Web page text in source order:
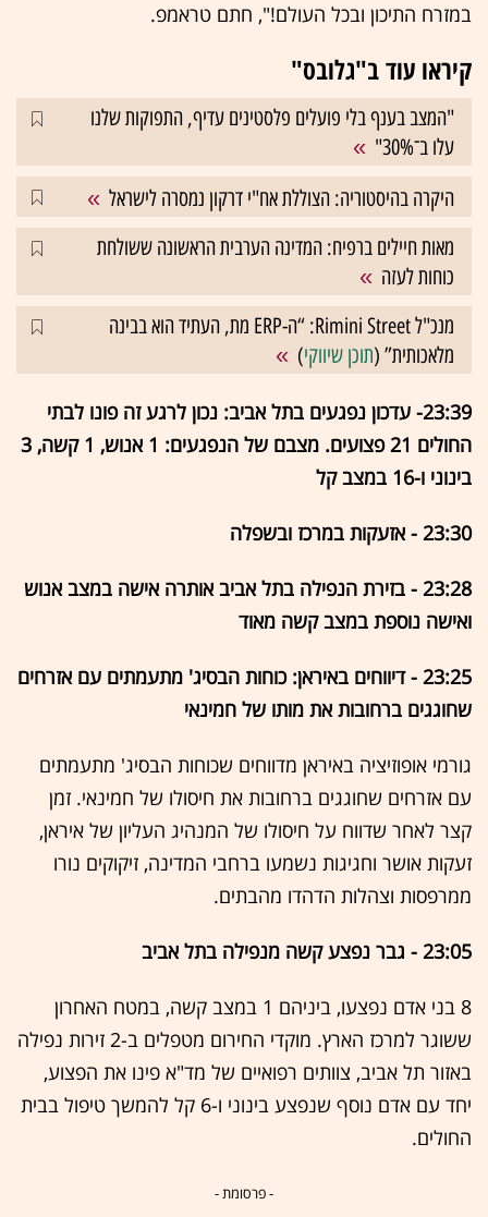
במזרח התיכון ובכל העולם!", חתם טראמפ.
קיראו עוד ב"גלובס"
"המצב בענף בלי פועלים פלסטינים עדיף, התפוקות שלנו
עלו ב־30%"
היקרה בהיסטוריה: הצוללת אח"י דרקון נמסרה לישראל
מאות חיילים ברפיח: המדינה הערבית הראשונה ששולחת
כוחות לעזה
מנכ"ל Rimini Street: “ה-ERP מת, העתיד הוא בבינה
מלאכותית” (תוכן שיווקי)
23:39- עדכון נפגעים בתל אביב: נכון לרגע זה פונו לבתי
החולים 21 פצועים. מצבם של הנפגעים: 1 אנוש, 1 קשה, 3
בינוני ו-16 במצב קל
23:30 - אזעקות במרכז ובשפלה
23:28 - בזירת הנפילה בתל אביב אותרה אישה במצב אנוש
ואישה נוספת במצב קשה מאוד
23:25 - דיווחים באיראן: כוחות הבסיג' מתעמתים עם אזרחים
שחוגגים ברחובות את מותו של חמינאי
גורמי אופוזיציה באיראן מדווחים שכוחות הבסיג' מתעמתים
עם אזרחים שחוגגים ברחובות את חיסולו של חמינאי. זמן
קצר לאחר שדווח על חיסולו של המנהיג העליון של איראן,
זעקות אושר וחגיגות נשמעו ברחבי המדינה, זיקוקים נורו
ממרפסות וצהלות הדהדו מהבתים.
23:05 - גבר נפצע קשה מנפילה בתל אביב
8 בני אדם נפצעו, ביניהם 1 במצב קשה, במטח האחרון
ששוגר למרכז הארץ. מוקדי החירום מטפלים ב-2 זירות נפילה
באזור תל אביב, צוותים רפואיים של מד"א פינו את הפצוע,
יחד עם אדם נוסף שנפצע בינוני ו-6 קל להמשך טיפול בבית
החולים.
- פרסומת -